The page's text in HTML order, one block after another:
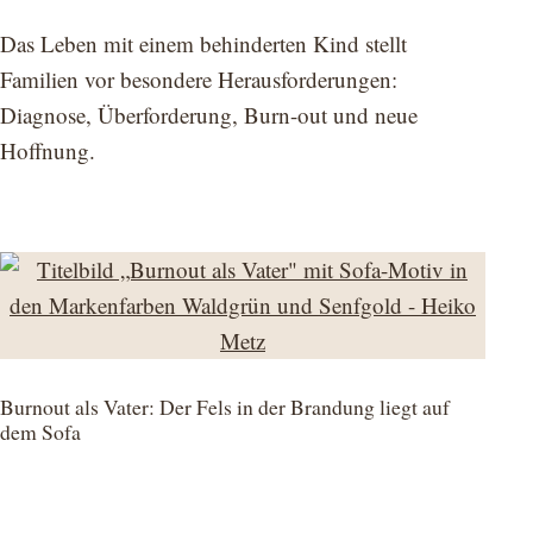
Das Leben mit einem behinderten Kind stellt
Familien vor besondere Herausforderungen:
Diagnose, Überforderung, Burn-out und neue
Hoffnung.
Burnout als Vater: Der Fels in der Brandung liegt auf
dem Sofa